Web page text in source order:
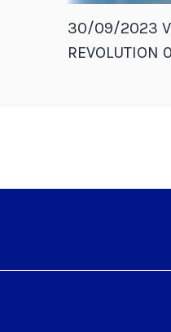
30/09/2023
REVOLUTION